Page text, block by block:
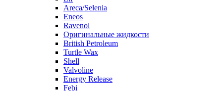
Areca/Selenia
Eneos
Ravenol
Оригинальные жидкости
British Petroleum
Turtle Wax
Shell
Valvoline
Energy Release
Febi